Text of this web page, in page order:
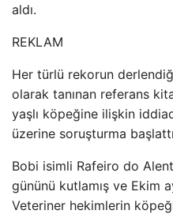
aldı.
REKLAM
Her türlü rekorun
olarak tanınan referans
yaşlı köpeğine ilişkin
üzerine soruşturma
Bobi isimli Rafeiro do
gününü kutlamış ve Ekim
Veteriner hekimlerin